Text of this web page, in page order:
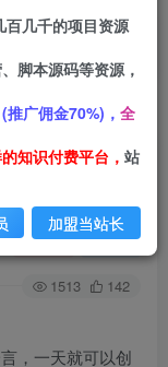
一言，一天就
关注 私信
1513 142
百几千的项目资源
脚本源码等资源，
广佣金70%)， 全
知识付费平台， 站
加盟当站长